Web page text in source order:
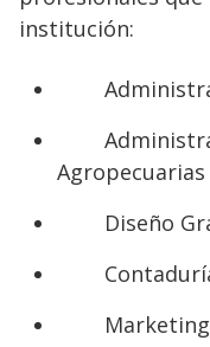
institución:
Agropecuarias
Diseño
Contaduría
Marketing